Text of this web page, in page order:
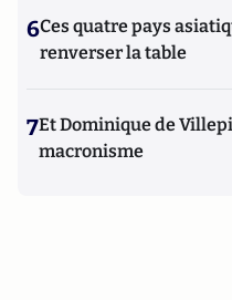
6Ces quatre pays
renverser la table
7Et Dominique de
macronisme